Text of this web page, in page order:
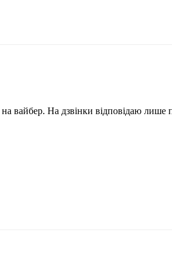
вайбер. На дзвінки відповідаю лише